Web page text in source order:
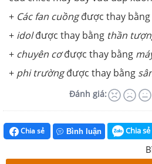
+ Các fan cuồngđược thay bằng
+ idolđược thay bằng thần
+ chuyên cơđược thay bằng
+ phi trườngđược thay bằng
Đánh giá:
Chia sẻ Bình luận Chia sẻ